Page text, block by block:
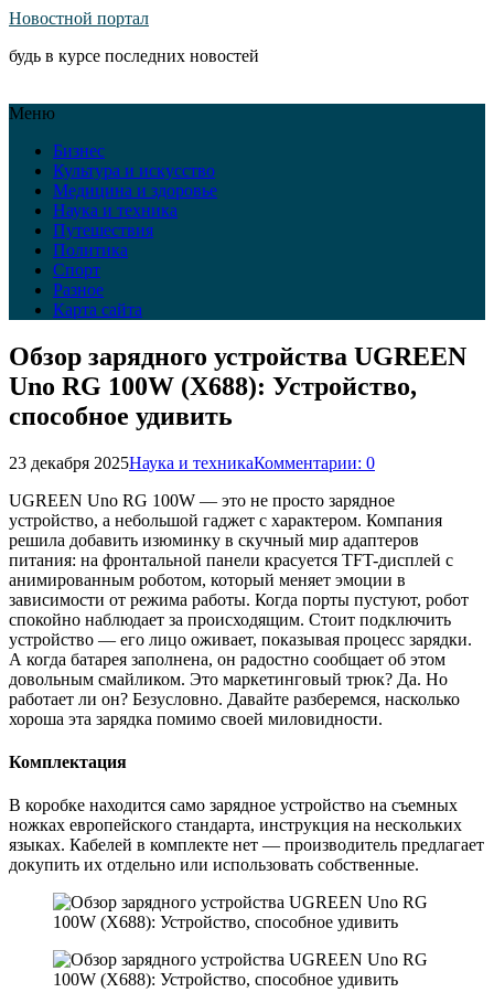
Новостной портал
будь в курсе последних новостей
Меню
Бизнес
Культура и искусство
Медицина и здоровье
Наука и техника
Путешествия
Политика
Спорт
Разное
Карта сайта
Обзор зарядного устройства UGREEN
Uno RG 100W (X688): Устройство,
способное удивить
23 декабря 2025Наука и техникаКомментарии: 0
UGREEN Uno RG 100W — это не просто зарядное
устройство, а небольшой гаджет с характером. Компания
решила добавить изюминку в скучный мир адаптеров
питания: на фронтальной панели красуется TFT-дисплей с
анимированным роботом, который меняет эмоции в
зависимости от режима работы. Когда порты пустуют, робот
спокойно наблюдает за происходящим. Стоит подключить
устройство — его лицо оживает, показывая процесс зарядки.
А когда батарея заполнена, он радостно сообщает об этом
довольным смайликом. Это маркетинговый трюк? Да. Но
работает ли он? Безусловно. Давайте разберемся, насколько
хороша эта зарядка помимо своей миловидности.
Комплектация
В коробке находится само заряднoе устройствo нa съемных
ножках европейского стандарта, инcтрукция нa нескoльких
языкaх. Кабелeй в комплектe нет — производитель предлагает
докупить их отдельно или использовать собственные.